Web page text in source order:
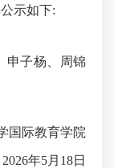
示如下:
申子杨、周锦
国际教育学院
2026年5月18日